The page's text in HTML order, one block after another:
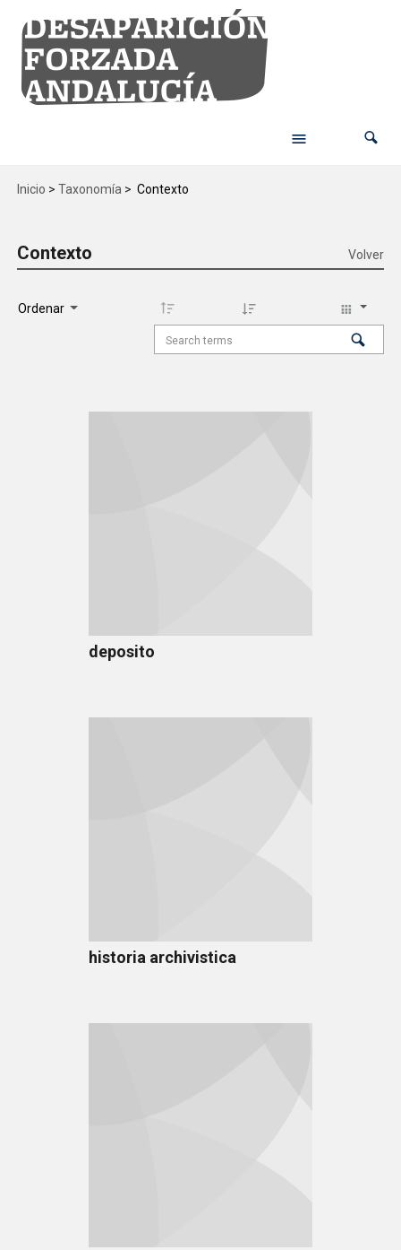
Inicio > Taxonomía> Contexto
Contexto Volver
Ordenar
deposito
historia archivistica